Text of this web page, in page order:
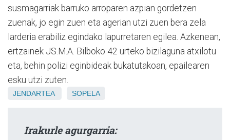
susmagarriak barruko arroparen azpian gordetzen
zuenak, jo egin zuen eta agerian utzi zuen bera zela
larderia erabiliz egindako lapurretaren egilea. Azkenean,
ertzainek JS.M.A. Bilboko 42 urteko bizilaguna atxilotu
eta, behin polizi eginbideak bukatutakoan, epailearen
esku utzi zuten.
JENDARTEA SOPELA
Irakurle agurgarria: